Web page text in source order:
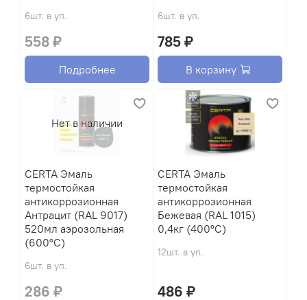
6шт. в уп.
558 ₽
Подробнее
6шт. в уп.
785 ₽
В корзину
Нет в наличии
CERTA Эмаль
термостойкая
антикоррозионная
Антрацит (RAL 9017)
520мл аэрозольная
(600°С)
6шт. в уп.
286 ₽
CERTA Эмаль
термостойкая
антикоррозионная
Бежевая (RAL 1015)
0,4кг (400°С)
12шт. в уп.
486 ₽